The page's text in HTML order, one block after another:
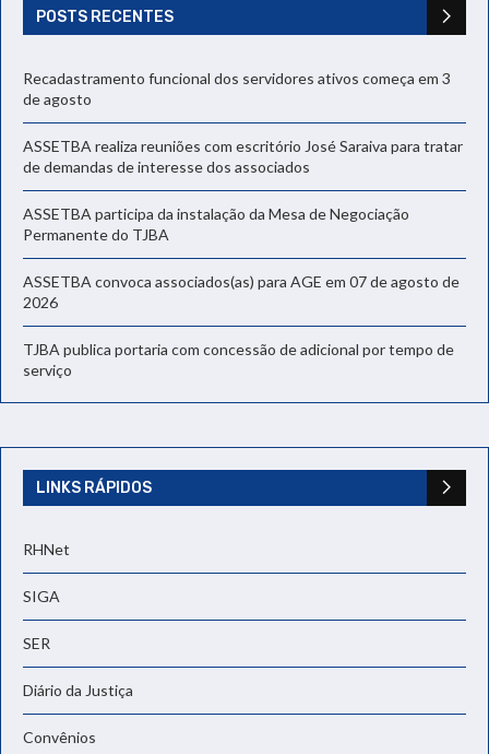
POSTS RECENTES
Recadastramento funcional dos servidores ativos começa em 3
de agosto
ASSETBA realiza reuniões com escritório José Saraiva para tratar
de demandas de interesse dos associados
ASSETBA participa da instalação da Mesa de Negociação
Permanente do TJBA
ASSETBA convoca associados(as) para AGE em 07 de agosto de
2026
TJBA publica portaria com concessão de adicional por tempo de
serviço
LINKS RÁPIDOS
RHNet
SIGA
SER
Diário da Justiça
Convênios